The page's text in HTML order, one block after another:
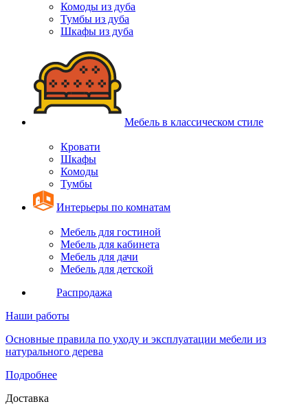
Комоды из дуба
Тумбы из дуба
Шкафы из дуба
Мебель в классическом стиле
Кровати
Шкафы
Комоды
Тумбы
Интерьеры по комнатам
Мебель для гостиной
Мебель для кабинета
Мебель для дачи
Мебель для детской
Распродажа
Наши работы
Основные правила по уходу и эксплуатации мебели из
натурального дерева
Подробнее
Доставка